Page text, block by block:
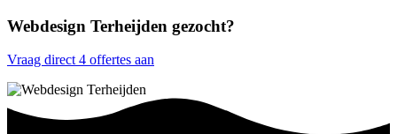
Webdesign Terheijden gezocht?
Vraag direct 4 offertes aan